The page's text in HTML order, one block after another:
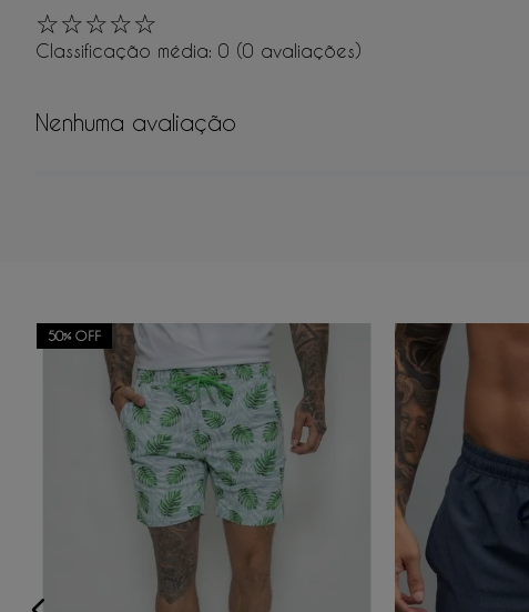
☆☆☆☆☆
Classificação média: 0 (0 avaliações)
Título
Avalie o produto de 1 a 5 estrelas
★★★
Seu nome
Sua localização
Nenhuma avaliação
50% OFF